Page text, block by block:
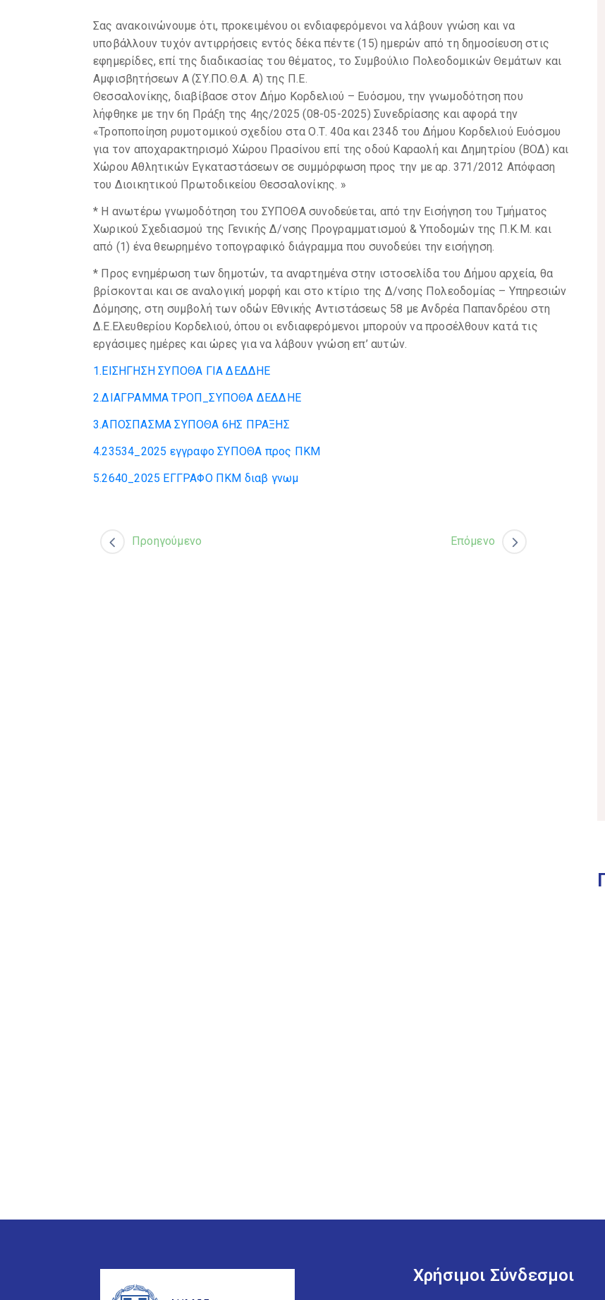
Σας ανακοινώνουμε ότι, προκειμένου οι ενδιαφερόμενοι να λάβουν γνώση και να
υποβάλλουν τυχόν αντιρρήσεις εντός δέκα πέντε (15) ημερών από τη δημοσίευση στις
εφημερίδες, επί της διαδικασίας του θέματος, το Συμβούλιο Πολεοδομικών Θεμάτων και
Αμφισβητήσεων Α (ΣΥ.ΠΟ.Θ.Α. Α) της Π.Ε.
Θεσσαλονίκης, διαβίβασε στον Δήμο Κορδελιού – Ευόσμου, την γνωμοδότηση που
λήφθηκε με την 6η Πράξη της 4ης/2025 (08-05-2025) Συνεδρίασης και αφορά την
«Τροποποίηση ρυμοτομικού σχεδίου στα Ο.Τ. 40α και 234δ του Δήμου Κορδελιού Ευόσμου
για τον αποχαρακτηρισμό Χώρου Πρασίνου επί της οδού Καραολή και Δημητρίου (ΒΟΔ) και
Χώρου Αθλητικών Εγκαταστάσεων σε συμμόρφωση προς την με αρ. 371/2012 Απόφαση
του Διοικητικού Πρωτοδικείου Θεσσαλονίκης. »
* Η ανωτέρω γνωμοδότηση του ΣΥΠΟΘΑ συνοδεύεται, από την Εισήγηση του Τμήματος
Χωρικού Σχεδιασμού της Γενικής Δ/νσης Προγραμματισμού & Υποδομών της Π.Κ.Μ. και
από (1) ένα θεωρημένο τοπογραφικό διάγραμμα που συνοδεύει την εισήγηση.
* Προς ενημέρωση των δημοτών, τα αναρτημένα στην ιστοσελίδα του Δήμου αρχεία, θα
βρίσκονται και σε αναλογική μορφή και στο κτίριο της Δ/νσης Πολεοδομίας – Υπηρεσιών
Δόμησης, στη συμβολή των οδών Εθνικής Αντιστάσεως 58 με Ανδρέα Παπανδρέου στη
Δ.Ε.Ελευθερίου Κορδελιού, όπου οι ενδιαφερόμενοι μπορούν να προσέλθουν κατά τις
εργάσιμες ημέρες και ώρες για να λάβουν γνώση επ’ αυτών.
1.ΕΙΣΗΓΗΣΗ ΣΥΠΟΘΑ ΓΙΑ ΔΕΔΔΗΕ
2.ΔΙΑΓΡΑΜΜΑ ΤΡΟΠ_ΣΥΠΟΘΑ ΔΕΔΔΗΕ
3.ΑΠΟΣΠΑΣΜΑ ΣΥΠΟΘΑ 6ΗΣ ΠΡΑΞΗΣ
4.23534_2025 εγγραφο ΣΥΠΟΘΑ προς ΠΚΜ
5.2640_2025 ΕΓΓΡΑΦΟ ΠΚΜ διαβ γνωμ
Προηγούμενο Επόμενο
Χρήσιμοι Σύνδεσμοι